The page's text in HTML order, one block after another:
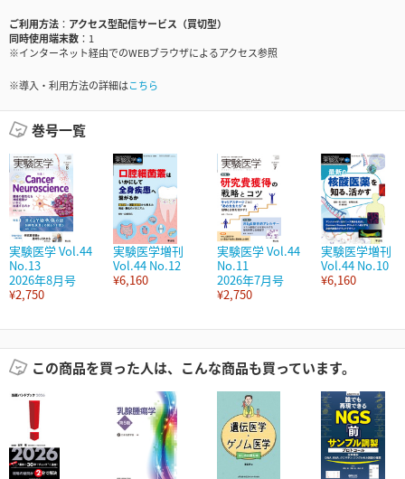
ご利用方法
アクセス型配信サービス（買切型）
同時使用端末数
1
※インターネット経由でのWEBブラウザによるアクセス参照
※導入・利用方法の詳細はこちら
巻号一覧
実験医学 Vol.44
No.13
2026年8月号
¥2,750
実験医学増刊
Vol.44 No.12
¥6,160
実験医学 Vol.44
No.11
2026年7月号
¥2,750
実験医学増刊
Vol.44 No.10
¥6,160
この商品を買った人は、こんな商品も買っています。